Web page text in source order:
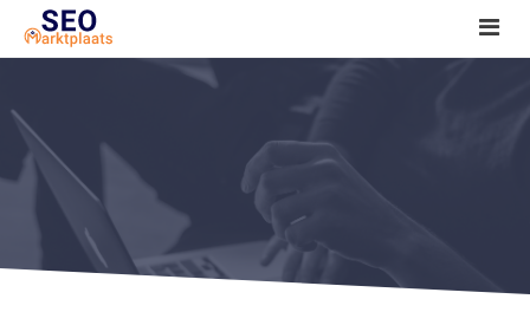
SEO tools reviews
Marketeer bij jou in de buurt?
Offerte
1. Seo voor beginners +
2. Onderzoeken +